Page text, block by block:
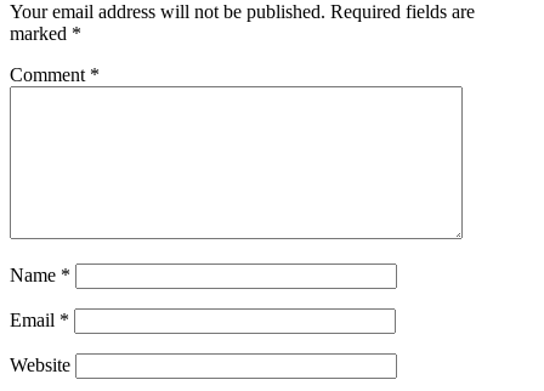
Your email address will not be published. Required fields are
marked *
Comment *
Name *
Email *
Website